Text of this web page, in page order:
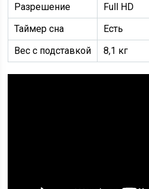
Разрешение
Full HD
Таймер сна
Есть
Вес с подставкой
8,1 кг